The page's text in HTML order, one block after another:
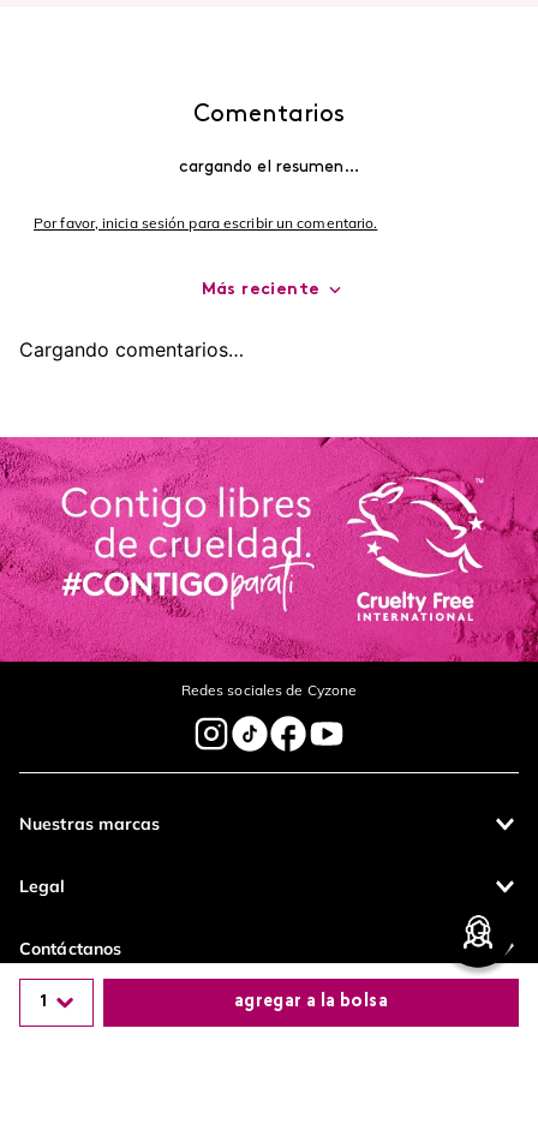
1 agregar a la bolsa
Comentarios
cargando el resumen…
Por favor, inicia sesión para escribir un comentario.
Más reciente
Cargando comentarios…
Redes sociales de Cyzone
Nuestras marcas
Legal
Contáctanos
Pagos 100%
Entregas a todo